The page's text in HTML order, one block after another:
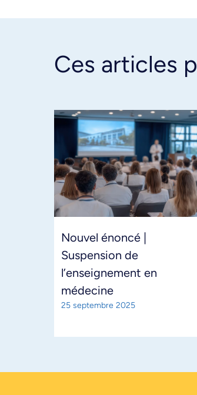
Ces articles
Nouvel énoncé |
Suspension de
l’enseignement en
médecine
25 septembre 2025